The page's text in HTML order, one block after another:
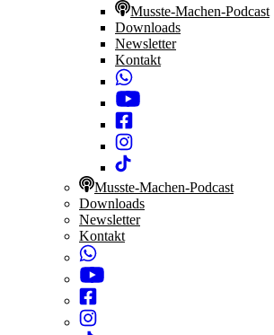
Musste-Machen-Podcast
Downloads
Newsletter
Kontakt
Musste-Machen-Podcast
Downloads
Newsletter
Kontakt